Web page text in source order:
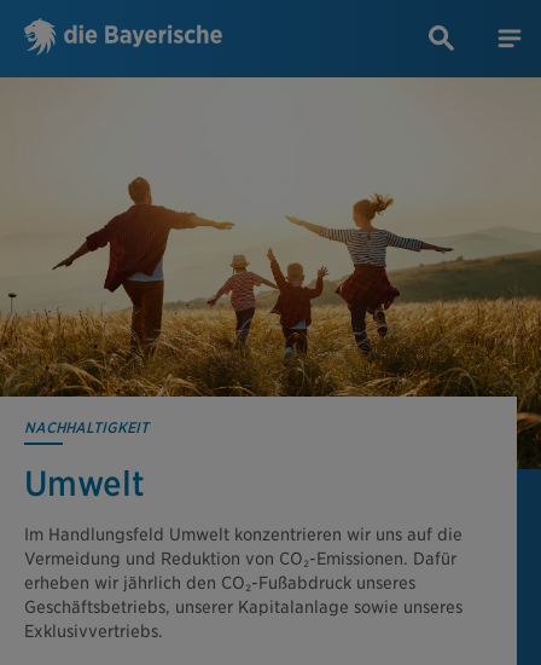
NACHHALTIGKEIT
Umwelt
Im Handlungsfeld Umwelt konzentrieren wir uns auf die
Vermeidung und Reduktion von CO₂-Emissionen. Dafür
erheben wir jährlich den CO₂-Fußabdruck unseres
Geschäftsbetriebs, unserer Kapitalanlage sowie unseres
Exklusivvertriebs.